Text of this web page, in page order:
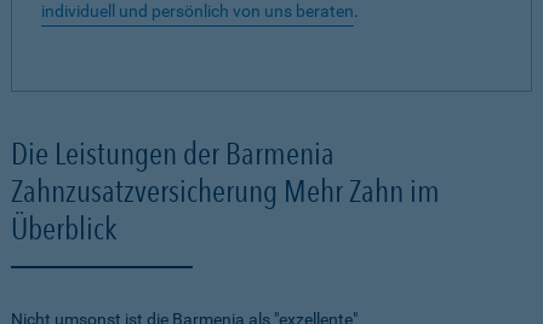
individuell und persönlich von uns beraten.
Die Leistungen der Barmenia
Zahnzusatzversicherung Mehr Zahn im
Überblick
Nicht umsonst ist die Barmenia als "exzellente"